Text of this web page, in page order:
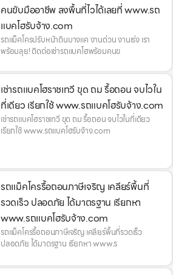
คนขับมืออาชีพ ลงพื้นที่ไวได้เลยที่ www.รถ
แบคโฮรับจ้าง.com
รถแม็คโครปรับหน้าดินบางแค งานด่วน งานเร่ง เรา
พร้อมลุย! ติดต่อเช่ารถแบคโฮพร้อมคนข
เช่ารถแบคโฮราชเทวี ขุด ถม รื้อถอน จบไวใน
ที่เดียว เรียกใช้ www.รถแบคโฮรับจ้าง.com
เช่ารถแบคโฮราชเทวี ขุด ถม รื้อถอน จบไวในที่เดียว
เรียกใช้ www.รถแบคโฮรับจ้าง.com
รถแม็คโครรื้อถอนภาษีเจริญ เคลียร์พื้นที่
รวดเร็ว ปลอดภัย ได้มาตรฐาน เรียกหา
www.รถแบคโฮรับจ้าง.com
รถแม็คโครรื้อถอนภาษีเจริญ เคลียร์พื้นที่รวดเร็ว
ปลอดภัย ได้มาตรฐาน เรียกหา www.ร